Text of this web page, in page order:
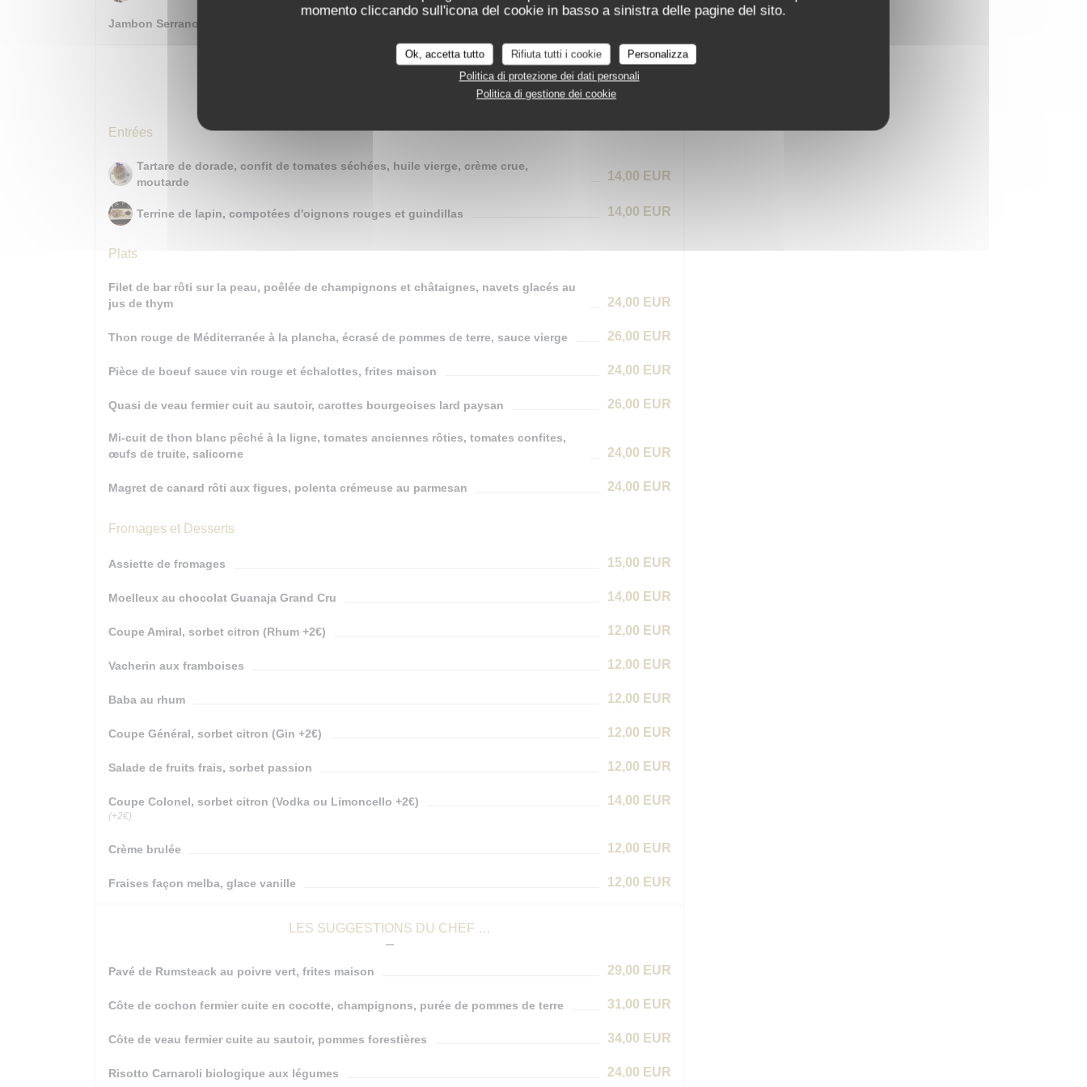
momento cliccando sull'icona del cookie in basso a sinistra delle pagine del sito.
Ok, accetta tutto Rifiuta tutti i cookie
Personalizza
Politica di protezione dei dati personali
Politica di gestione dei cookie
Jambon Serrano affiné 24 mois
Menu 42,00 EUR
Entrées
Tartare de dorade, confit de tomates séchées, huile vierge, crème crue,
moutarde
14,00 EUR
Terrine de lapin, compotées d'oignons rouges et guindillas 14,00 EUR
Plats
Filet de bar rôti sur la peau, poêlée de champignons et châtaignes, navets glacés au
jus de thym
24,00 EUR
Thon rouge de Méditerranée à la plancha, écrasé de pommes de terre, sauce vierge 26,00 EUR
Pièce de boeuf sauce vin rouge et échalottes, frites maison 24,00 EUR
Quasi de veau fermier cuit au sautoir, carottes bourgeoises lard paysan 26,00 EUR
Mi-cuit de thon blanc pêché à la ligne, tomates anciennes rôties, tomates confites,
œufs de truite, salicorne
24,00 EUR
Magret de canard rôti aux figues, polenta crémeuse au parmesan 24,00 EUR
Fromages et Desserts
Assiette de fromages 15,00 EUR
Moelleux au chocolat Guanaja Grand Cru 14,00 EUR
Coupe Amiral, sorbet citron (Rhum +2€) 12,00 EUR
Vacherin aux framboises 12,00 EUR
Baba au rhum 12,00 EUR
Coupe Général, sorbet citron (Gin +2€) 12,00 EUR
Salade de fruits frais, sorbet passion 12,00 EUR
Coupe Colonel, sorbet citron (Vodka ou Limoncello +2€) 14,00 EUR
(+2€)
Crème brulée 12,00 EUR
Fraises façon melba, glace vanille 12,00 EUR
LES SUGGESTIONS DU CHEF …
Pavé de Rumsteack au poivre vert, frites maison 29,00 EUR
Côte de cochon fermier cuite en cocotte, champignons, purée de pommes de terre 31,00 EUR
Côte de veau fermier cuite au sautoir, pommes forestières 34,00 EUR
Risotto Carnaroli biologique aux légumes 24,00 EUR